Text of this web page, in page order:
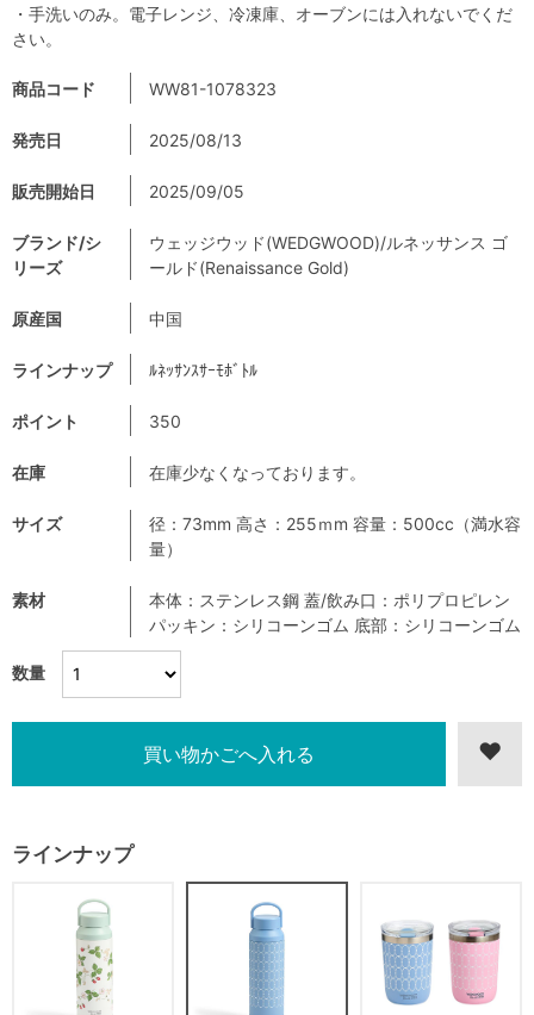
数量
商品コード WW81-1078323
発売日 2025/08/13
販売開始日 2025/09/05
ブランド/シ
リーズ
ウェッジウッド(WEDGWOOD)/ルネッサンス ゴ
ールド(Renaissance Gold)
原産国 中国
ラインナップ ﾙﾈｯｻﾝｽｻｰﾓﾎﾞﾄﾙ
ポイント 350
在庫 在庫少なくなっております。
サイズ
径：73mm 高さ：255ｍm 容量：500cc（満水容
量）
素材
本体：ステンレス鋼 蓋/飲み口：ポリプロピレン
パッキン：シリコーンゴム 底部：シリコーンゴム
ラインナップ
・手洗いのみ。電子レンジ、冷凍庫、オーブンには入れないでくだ
さい。